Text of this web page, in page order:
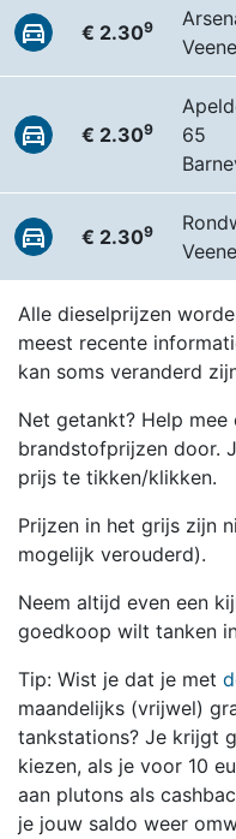
€ 2.309
€ 2.309
65
€ 2.309
Alle dieselprijzen
meest recente
kan soms veranderd
Net getankt? Help
brandstofprijzen door.
prijs te tikken/klikken.
Prijzen in het grijs zijn
mogelijk verouderd).
Neem altijd even een
goedkoop wilt tanken
Tip: Wist je dat je met
maandelijks (vrijwel)
tankstations? Je krijgt
kiezen, als je voor 10
aan plutons als
je jouw saldo weer